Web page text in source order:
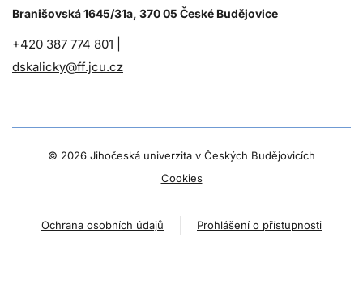
Branišovská 1645/31a, 370 05 České Budějovice
+420 387 774 801 |
dskalicky@ff.jcu.cz
© 2026 Jihočeská univerzita v Českých Budějovicích
Cookies
Ochrana osobních údajů Prohlášení o přístupnosti